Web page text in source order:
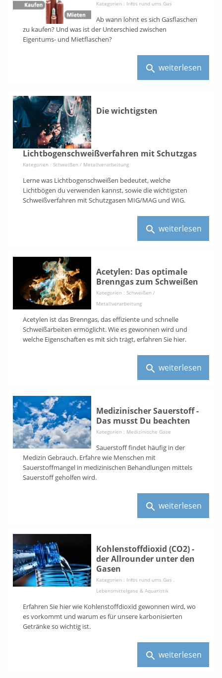
Kategorien : Infos rund ums Gas
Ab wann lohnt es sich Gasflaschen
zu kaufen? Und was ist der Unterschied zwischen
Eigentums- und Mietflaschen?
search weiterlesen
Die wichtigsten
Lichtbogenschweißverfahren mit Schutzgas
Kategorien : Schweißen / Metallverarbeitung
Lerne was Lichtbogenschweißen bedeutet, welche
Lichtbögen du verwenden kannst, sowie die wichtigsten
Schweißverfahren mit Schutzgasen MIG/MAG und WIG.
search weiterlesen
Acetylen: Das optimale
Brenngas zum Schweißen
Kategorien :Schweißen /
Metallverarbeitung
Acetylen ist das Brenngas, das effiziente und schnelle
Schweißarbeiten ermöglicht. Wie es gewonnen wird und
welche Eigenschaften es mit sich trägt, erfahren Sie hier.
search weiterlesen
Medizinischer Sauerstoff -
Das musst Du beachten
Kategorien : Medizinische Gase
Sauerstoff findet häufig in der
Medizin Gebrauch. Erfahre wie Menschen mit
Sauerstoffmangel in medizinischen Behandlungen mittels
Sauerstoff geholfen wird.
search weiterlesen
Kohlenstoffdioxid (CO2) -
der Allrounder unter den
Gasen
Kategorien : Infos rund ums Gas ,
Lebensmittelgase & Aquaristik
Erfahren Sie hier wie Kohlenstoffdioxid gewonnen wird, wo
es vorkommt und warum es für unsere karbonisierten
Getränke so wichtig ist.
search weiterlesen